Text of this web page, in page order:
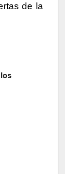
de la